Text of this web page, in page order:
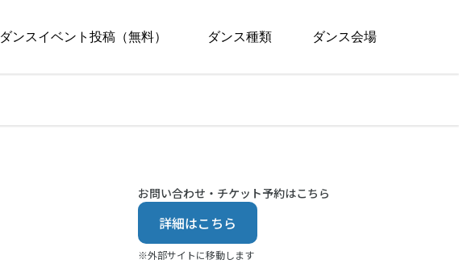
ダンスイベント投稿（無料） ダンス種類 ダンス会場
お問い合わせ・チケット予約はこちら
詳細はこちら
※外部サイトに移動します